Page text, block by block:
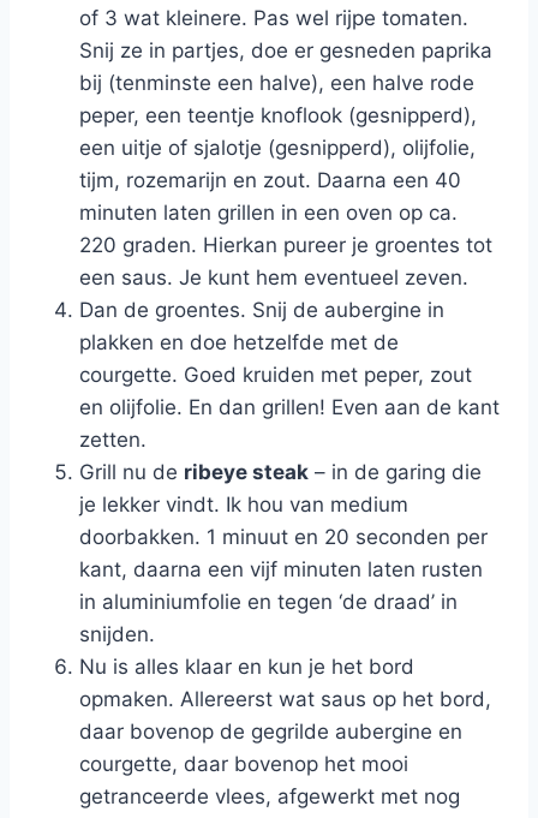
of 3 wat kleinere. Pas wel rijpe tomaten.
Snij ze in partjes, doe er gesneden paprika
bij (tenminste een halve), een halve rode
peper, een teentje knoflook (gesnipperd),
een uitje of sjalotje (gesnipperd), olijfolie,
tijm, rozemarijn en zout. Daarna een 40
minuten laten grillen in een oven op ca.
220 graden. Hierkan pureer je groentes tot
een saus. Je kunt hem eventueel zeven.
Dan de groentes. Snij de aubergine in
plakken en doe hetzelfde met de
courgette. Goed kruiden met peper, zout
en olijfolie. En dan grillen! Even aan de kant
zetten.
Grill nu de ribeye steak – in de garing die
je lekker vindt. Ik hou van medium
doorbakken. 1 minuut en 20 seconden per
kant, daarna een vijf minuten laten rusten
in aluminiumfolie en tegen ‘de draad’ in
snijden.
Nu is alles klaar en kun je het bord
opmaken. Allereerst wat saus op het bord,
daar bovenop de gegrilde aubergine en
courgette, daar bovenop het mooi
getranceerde vlees, afgewerkt met nog